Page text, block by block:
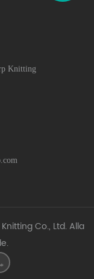
Knitting
Co., Ltd. Alla